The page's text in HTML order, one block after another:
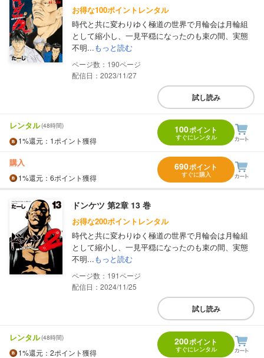
お得な100ポイントレンタル
時代と共に変わりゆく極道の世界で月輪会は月輪組
として縮小し、一見平穏になったのも束の間、実態
不明...もっと読む
190
配信日：2023/11/27
試し読み
レンタル(48時間)
1%還元 ：1ポイント獲得
100ポイント
すぐにレンタル
購入
1%還元 ：6ポイント獲得
690ポイント
すぐに購入
ドンケツ 第2章 13 巻
お得な200ポイントレンタル
時代と共に変わりゆく極道の世界で月輪会は月輪組
として縮小し、一見平穏になったのも束の間、実態
不明...もっと読む
191
配信日：2024/11/25
試し読み
レンタル(48時間)
1%還元 ：2ポイント獲得
200ポイント
すぐにレンタル